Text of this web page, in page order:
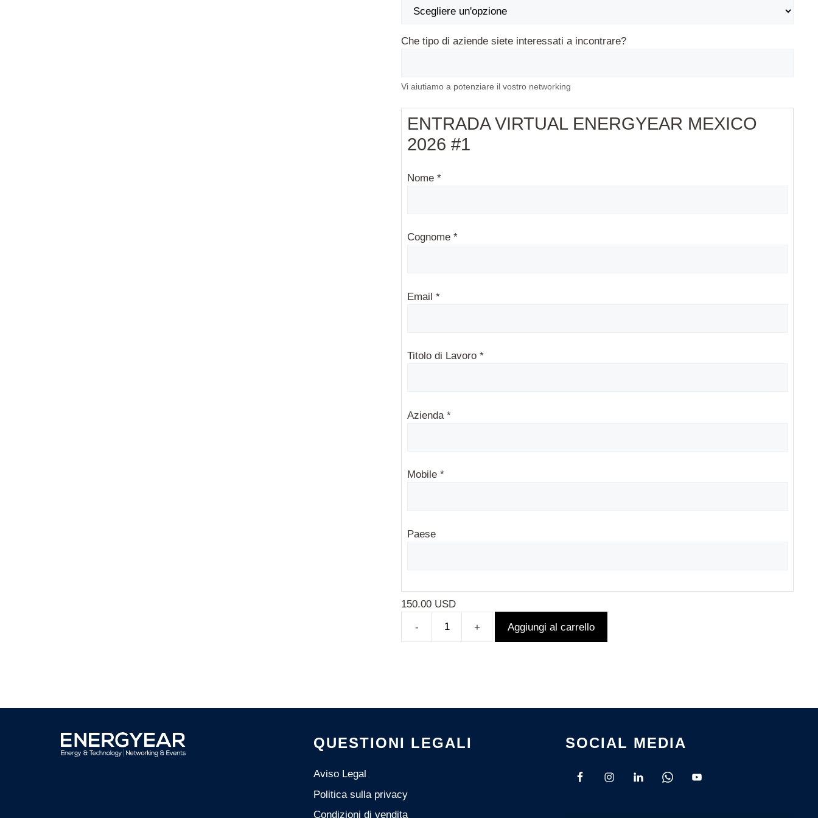
Che tipo di aziende siete interessati a incontrare?
Vi aiutiamo a potenziare il vostro networking
ENTRADA VIRTUAL ENERGYEAR MEXICO
2026 #1
Nome *
Cognome *
Email *
Titolo di Lavoro *
Azienda *
Mobile *
Paese
150.00 USD
ENTRADA
quantità
Aggiungi al carrello
QUESTIONI LEGALI
Aviso Legal
Politica sulla privacy
Condizioni di vendita
SOCIAL MEDIA